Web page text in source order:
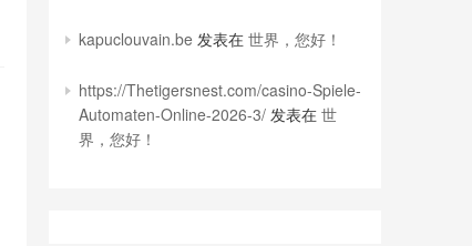
kapuclouvain.be 发表在 世界，您好！
https://Thetigersnest.com/casino-Spiele-
Automaten-Online-2026-3/ 发表在 世
界，您好！